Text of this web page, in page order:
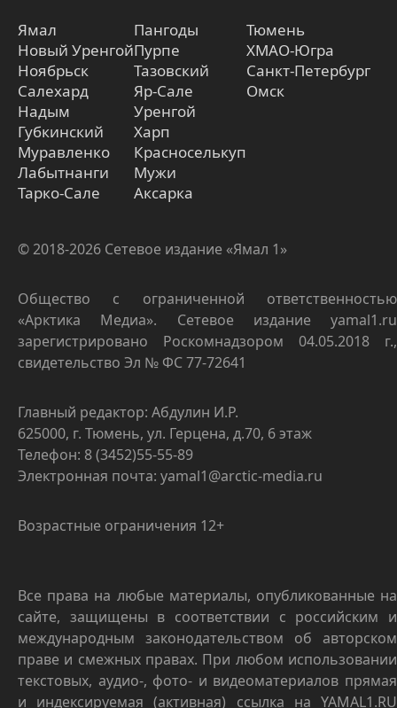
Ямал
Новый Уренгой
Ноябрьск
Салехард
Надым
Губкинский
Муравленко
Лабытнанги
Тарко-Сале
Пангоды
Пурпе
Тазовский
Яр-Сале
Уренгой
Харп
Красноселькуп
Мужи
Аксарка
Тюмень
ХМАО-Югра
Санкт-Петербург
Омск
© 2018-2026 Сетевое издание «Ямал 1»
Общество с ограниченной ответственностью
«Арктика Медиа». Сетевое издание yamal1.ru
зарегистрировано Роскомнадзором 04.05.2018 г.,
свидетельство Эл № ФС 77-72641
Главный редактор: Абдулин И.Р.
625000, г. Тюмень, ул. Герцена, д.70, 6 этаж
Телефон: 8 (3452)55-55-89
Электронная почта: yamal1@arctic-media.ru
Возрастные ограничения 12+
Все права на любые материалы, опубликованные на
сайте, защищены в соответствии с российским и
международным законодательством об авторском
праве и смежных правах. При любом использовании
текстовых, аудио-, фото- и видеоматериалов прямая
и индексируемая (активная) ссылка на YAMAL1.RU